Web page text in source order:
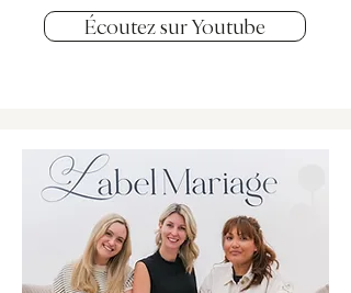
Écoutez sur Youtube